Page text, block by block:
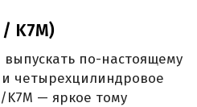
/ K7M)
по-настоящему
четырехцилиндровое
K7M — яркое тому